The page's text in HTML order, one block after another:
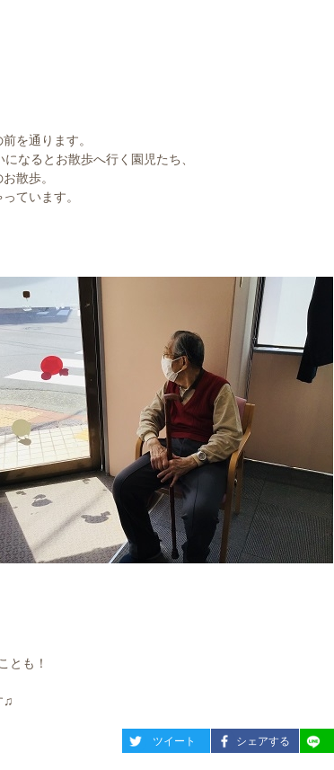
を通ります。
なるとお散歩へ行く園児たち、
散歩。
ています。
とも！
♫
entry1231
ツイート entry1231
シェアする